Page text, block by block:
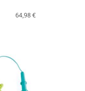
64,98 €